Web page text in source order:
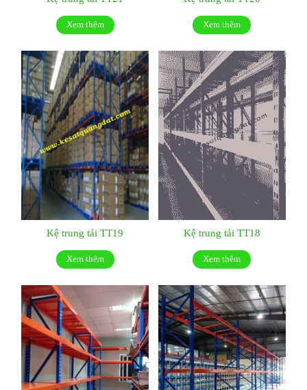
Xem thêm Xem thêm
Kệ trung tải TT19
Xem thêm
Kệ trung tải TT18
Xem thêm